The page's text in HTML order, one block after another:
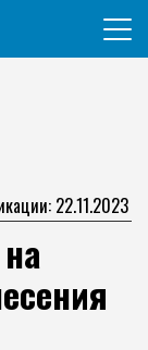
22.11.2023